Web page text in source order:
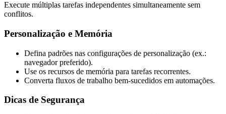
Execute múltiplas tarefas independentes simultaneamente sem
conflitos.
Personalização e Memória
Defina padrões nas configurações de personalização (ex.:
navegador preferido).
Use os recursos de memória para tarefas recorrentes.
Converta fluxos de trabalho bem-sucedidos em automações.
Dicas de Segurança